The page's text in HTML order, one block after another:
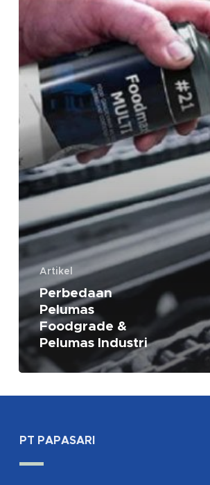
Artikel
Perbedaan
Pelumas
Foodgrade &
Pelumas Industri
PT PAPASARI